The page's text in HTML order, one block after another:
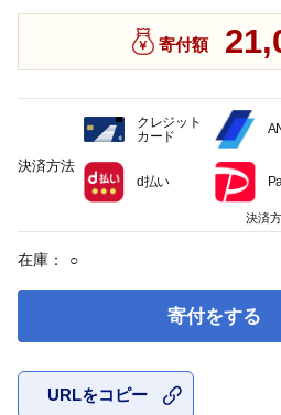
寄付額
在庫： ○
寄付をする
URLをコピー
決済方法
クレジット
カード
d払い
決済